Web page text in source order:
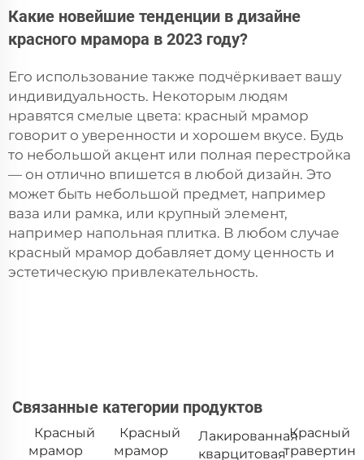
Какие новейшие тенденции в дизайне
красного мрамора в 2023 году?
Его использование также подчёркивает вашу
индивидуальность. Некоторым людям
нравятся смелые цвета: красный мрамор
говорит о уверенности и хорошем вкусе. Будь
то небольшой акцент или полная перестройка
— он отлично впишется в любой дизайн. Это
может быть небольшой предмет, например
ваза или рамка, или крупный элемент,
например напольная плитка. В любом случае
красный мрамор добавляет дому ценность и
эстетическую привлекательность.
Связанные категории продуктов
Красный
мрамор
Красный
мрамор
Лакированная
кварцитовая
Красный
травертин